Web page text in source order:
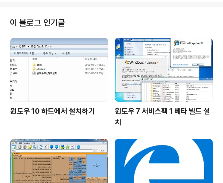
이 블로그 인기글
윈도우 10 하드에서 설치하기
윈도우 7 서비스팩 1 베타 빌드 설
치